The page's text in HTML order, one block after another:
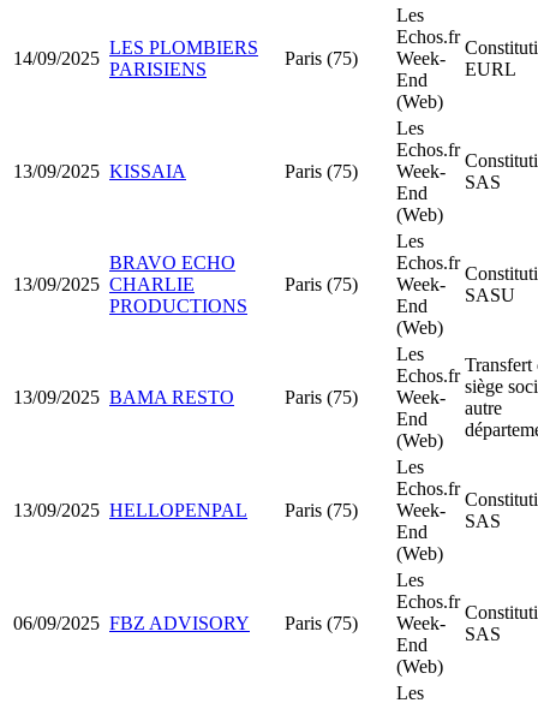
14/09/2025
LES PLOMBIERS
PARISIENS
Paris (75)
Les
Echos.fr
Week-
End
(Web)
EURL
13/09/2025 KISSAIA Paris (75)
Les
Echos.fr
Week-
End
(Web)
SAS
13/09/2025
BRAVO ECHO
CHARLIE
PRODUCTIONS
Paris (75)
Les
Echos.fr
Week-
End
(Web)
SASU
13/09/2025 BAMA RESTO Paris (75)
Les
Echos.fr
Week-
End
(Web)
Transfert
siège
autre
13/09/2025 HELLOPENPAL Paris (75)
Les
Echos.fr
Week-
End
(Web)
SAS
06/09/2025 FBZ ADVISORY Paris (75)
Les
Echos.fr
Week-
End
(Web)
SAS
Les